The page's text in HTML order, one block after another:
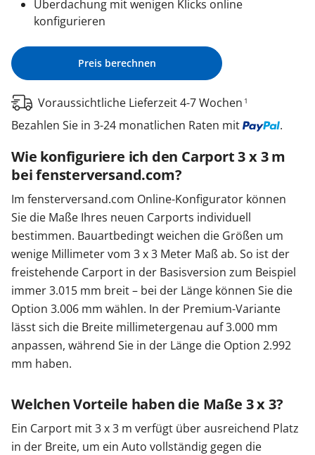
Überdachung mit wenigen Klicks online
konfigurieren
Preis berechnen
Voraussichtliche Lieferzeit 4-7 Wochen 1
Bezahlen Sie in 3-24 monatlichen Raten mit .
Wie konfiguriere ich den Carport 3 x 3 m
bei fensterversand.com?
Im fensterversand.com Online-Konfigurator können
Sie die Maße Ihres neuen Carports individuell
bestimmen. Bauartbedingt weichen die Größen um
wenige Millimeter vom 3 x 3 Meter Maß ab. So ist der
freistehende Carport in der Basisversion zum Beispiel
immer 3.015 mm breit – bei der Länge können Sie die
Option 3.006 mm wählen. In der Premium-Variante
lässt sich die Breite millimetergenau auf 3.000 mm
anpassen, während Sie in der Länge die Option 2.992
mm haben.
Welchen Vorteile haben die Maße 3 x 3?
Ein Carport mit 3 x 3 m verfügt über ausreichend Platz
in der Breite, um ein Auto vollständig gegen die